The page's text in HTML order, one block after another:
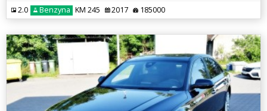
2.0 Benzyna KM 245 2017 185000